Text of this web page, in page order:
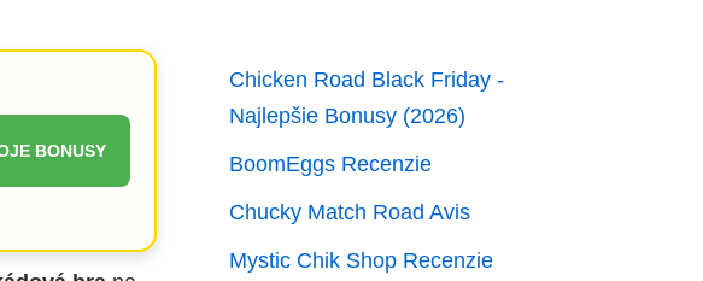
BONUSY
Chicken Road Black Friday -
Najlepšie Bonusy (2026)
BoomEggs Recenzie
Chucky Match Road Avis
Mystic Chik Shop Recenzie